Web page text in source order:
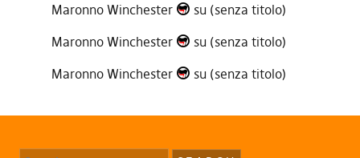
Maronno Winchester
su (senza titolo)
Maronno Winchester
su (senza titolo)
Maronno Winchester
su (senza titolo)